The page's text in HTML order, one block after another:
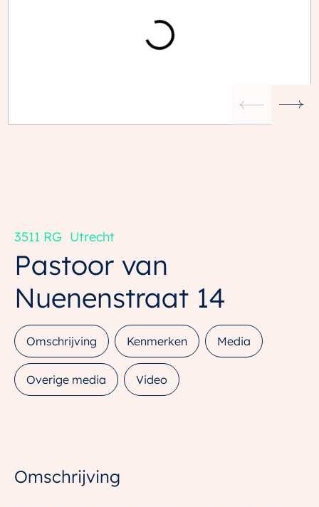
Pastoor van
Nuenenstraat 14
3511 RG Utrecht
Omschrijving Kenmerken Media
Overige media Video
Omschrijving